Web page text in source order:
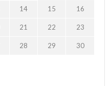
14 15 16
21 22 23
28 29 30